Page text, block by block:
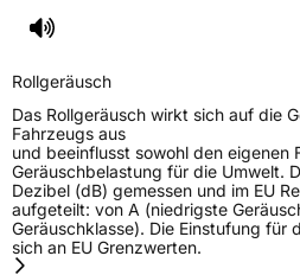
3PMSF / Schneeflockensymbol /
EPREL ID1633527
Allgemeine Produktsicherheit
HerstellerkontaktInter-Sprint
Rollgeräusch
Das Rollgeräusch wirkt sich auf die
Fahrzeugs aus
und beeinflusst sowohl den eigenen
Geräuschbelastung für die Umwelt.
Dezibel (dB) gemessen und im EU
aufgeteilt: von A (niedrigste
Geräuschklasse). Die Einstufung für
sich an EU Grenzwerten.